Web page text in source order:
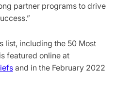
partner programs to drive
list, including the 50 Most
featured online at
and in the February 2022